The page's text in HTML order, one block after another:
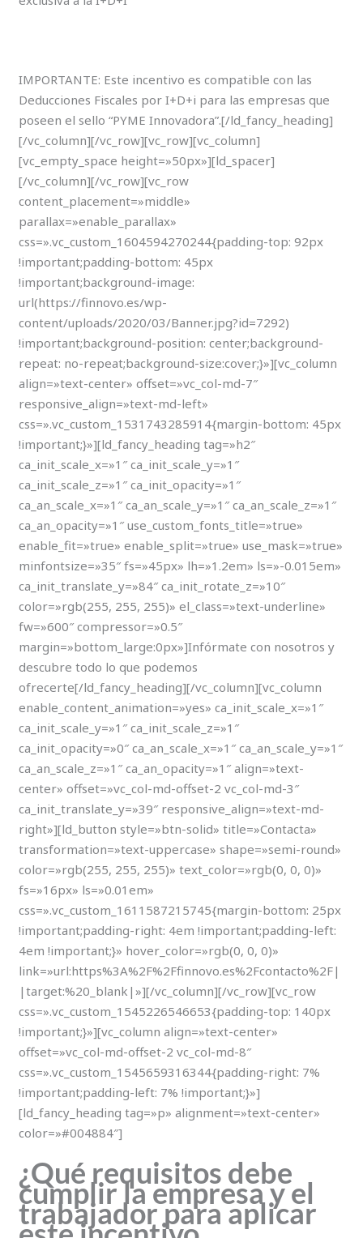
IMPORTANTE: Este incentivo es compatible con las
Deducciones Fiscales por I+D+i para las empresas que
poseen el sello “PYME Innovadora”.[/ld_fancy_heading]
[/vc_column][/vc_row][vc_row][vc_column]
[vc_empty_space height=»50px»][ld_spacer]
[/vc_column][/vc_row][vc_row
content_placement=»middle»
parallax=»enable_parallax»
css=».vc_custom_1604594270244{padding-top: 92px
!important;padding-bottom: 45px
!important;background-image:
url(https://finnovo.es/wp-
content/uploads/2020/03/Banner.jpg?id=7292)
!important;background-position: center;background-
repeat: no-repeat;background-size:cover;}»][vc_column
align=»text-center» offset=»vc_col-md-7″
responsive_align=»text-md-left»
css=».vc_custom_1531743285914{margin-bottom: 45px
!important;}»][ld_fancy_heading tag=»h2″
ca_init_scale_x=»1″ ca_init_scale_y=»1″
ca_init_scale_z=»1″ ca_init_opacity=»1″
ca_an_scale_x=»1″ ca_an_scale_y=»1″ ca_an_scale_z=»1″
ca_an_opacity=»1″ use_custom_fonts_title=»true»
enable_fit=»true» enable_split=»true» use_mask=»true»
minfontsize=»35″ fs=»45px» lh=»1.2em» ls=»-0.015em»
ca_init_translate_y=»84″ ca_init_rotate_z=»10″
color=»rgb(255, 255, 255)» el_class=»text-underline»
fw=»600″ compressor=»0.5″
margin=»bottom_large:0px»]Infórmate con nosotros y
descubre todo lo que podemos
ofrecerte[/ld_fancy_heading][/vc_column][vc_column
enable_content_animation=»yes» ca_init_scale_x=»1″
ca_init_scale_y=»1″ ca_init_scale_z=»1″
ca_init_opacity=»0″ ca_an_scale_x=»1″ ca_an_scale_y=»1″
ca_an_scale_z=»1″ ca_an_opacity=»1″ align=»text-
center» offset=»vc_col-md-offset-2 vc_col-md-3″
ca_init_translate_y=»39″ responsive_align=»text-md-
right»][ld_button style=»btn-solid» title=»Contacta»
transformation=»text-uppercase» shape=»semi-round»
color=»rgb(255, 255, 255)» text_color=»rgb(0, 0, 0)»
fs=»16px» ls=»0.01em»
css=».vc_custom_1611587215745{margin-bottom: 25px
!important;padding-right: 4em !important;padding-left:
4em !important;}» hover_color=»rgb(0, 0, 0)»
link=»url:https%3A%2F%2Ffinnovo.es%2Fcontacto%2F|
|target:%20_blank|»][/vc_column][/vc_row][vc_row
css=».vc_custom_1545226546653{padding-top: 140px
!important;}»][vc_column align=»text-center»
offset=»vc_col-md-offset-2 vc_col-md-8″
css=».vc_custom_1545659316344{padding-right: 7%
!important;padding-left: 7% !important;}»]
[ld_fancy_heading tag=»p» alignment=»text-center»
color=»#004884″]
¿Qué requisitos debe
cumplir la empresa y el
trabajador para aplicar